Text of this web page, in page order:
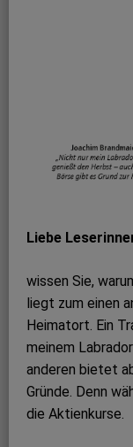
Liebe
wissen Sie,
liegt zum einen
Heimatort. Ein
meinem
anderen bietet
Gründe. Denn
die Aktienkurse.